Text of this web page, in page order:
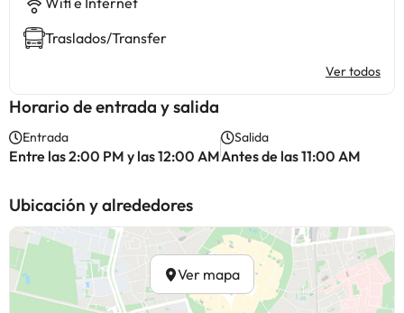
Traslados/Transfer
Ver todos
Horario de entrada y salida
Entrada
Entre las 2:00 PM y las 12:00 AM
Salida
Antes de las 11:00 AM
Ubicación y alrededores
Ver mapa